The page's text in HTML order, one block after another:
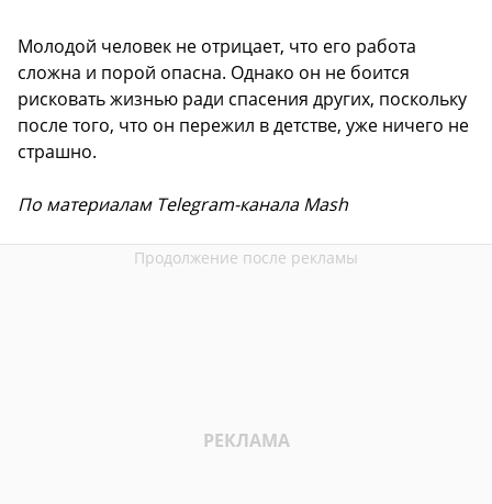
Молодой человек не отрицает, что его работа
сложна и порой опасна. Однако он не боится
рисковать жизнью ради спасения других, поскольку
после того, что он пережил в детстве, уже ничего не
страшно.
По материалам Telegram-канала Mash